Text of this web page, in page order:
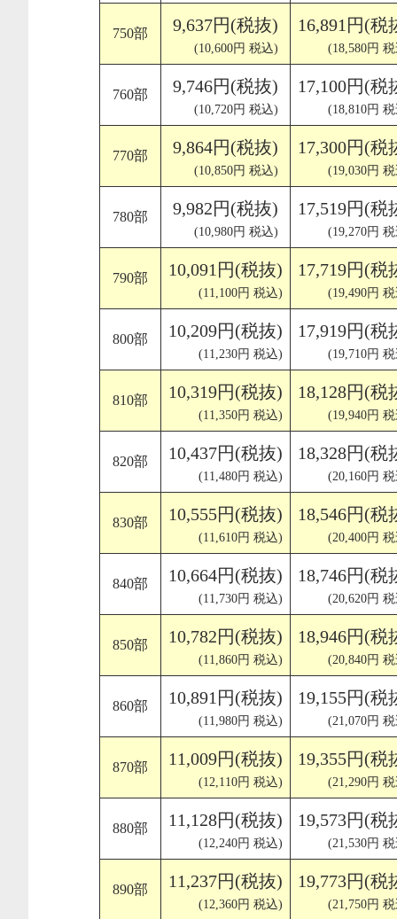
750部 9,637円(税抜)
(10,600円 税込)
16,891円(税
(18,580円
760部 9,746円(税抜)
(10,720円 税込)
17,100円(税
(18,810円
770部 9,864円(税抜)
(10,850円 税込)
17,300円(税
(19,030円
780部 9,982円(税抜)
(10,980円 税込)
17,519円(税
(19,270円
790部 10,091円(税抜)
(11,100円 税込)
17,719円(税
(19,490円
800部 10,209円(税抜)
(11,230円 税込)
17,919円(税
(19,710円
810部 10,319円(税抜)
(11,350円 税込)
18,128円(税
(19,940円
820部 10,437円(税抜)
(11,480円 税込)
18,328円(税
(20,160円
830部 10,555円(税抜)
(11,610円 税込)
18,546円(税
(20,400円
840部 10,664円(税抜)
(11,730円 税込)
18,746円(税
(20,620円
850部 10,782円(税抜)
(11,860円 税込)
18,946円(税
(20,840円
860部 10,891円(税抜)
(11,980円 税込)
19,155円(税
(21,070円
870部 11,009円(税抜)
(12,110円 税込)
19,355円(税
(21,290円
880部 11,128円(税抜)
(12,240円 税込)
19,573円(税
(21,530円
890部 11,237円(税抜)
(12,360円 税込)
19,773円(税
(21,750円